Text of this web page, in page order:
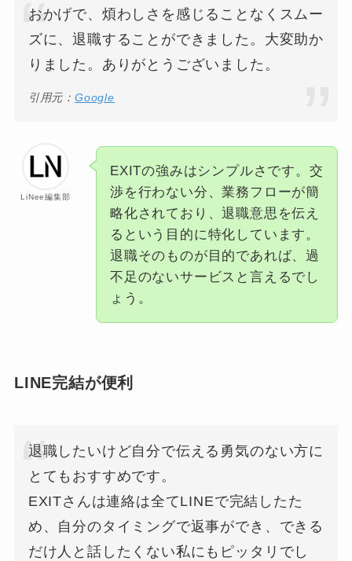
おかげで、煩わしさを感じることなくスムー
ズに、退職することができました。大変助か
りました。ありがとうございました。
引用元：Google
LiNee編集部
EXITの強みはシンプルさです。交
渉を行わない分、業務フローが簡
略化されており、退職意思を伝え
るという目的に特化しています。
退職そのものが目的であれば、過
不足のないサービスと言えるでし
ょう。
LINE完結が便利
退職したいけど自分で伝える勇気のない方に
とてもおすすめです。
EXITさんは連絡は全てLINEで完結したた
め、自分のタイミングで返事ができ、できる
だけ人と話したくない私にもピッタリでし